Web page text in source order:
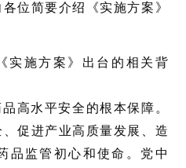
位简要介绍《实施方案》
实施方案》出台的相关背
高水平安全的根本保障。
促进产业高质量发展、造
品监管初心和使命。党中